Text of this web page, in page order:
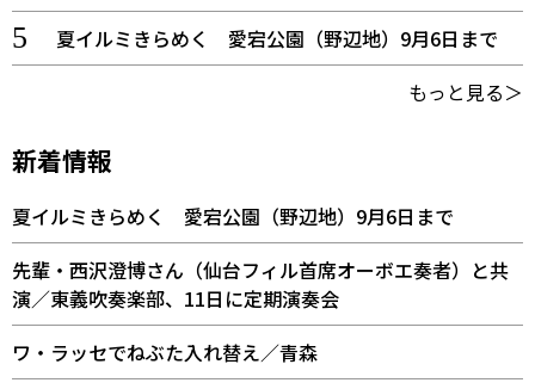
夏イルミきらめく 愛宕公園（野辺地）9月6日まで
もっと見る＞
新着情報
夏イルミきらめく 愛宕公園（野辺地）9月6日まで
先輩・西沢澄博さん（仙台フィル首席オーボエ奏者）と共
演／東義吹奏楽部、11日に定期演奏会
ワ・ラッセでねぶた入れ替え／青森